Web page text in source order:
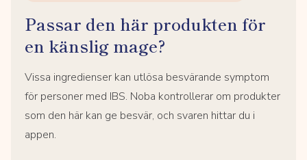
Passar den här produkten för
en känslig mage?
Vissa ingredienser kan utlösa besvärande symptom
för personer med IBS. Noba kontrollerar om produkter
som den här kan ge besvär, och svaren hittar du i
appen.